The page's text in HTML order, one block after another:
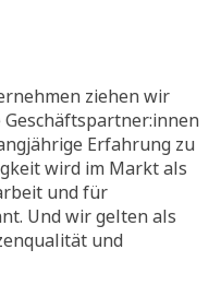
ziehen wir
Geschäftspartner:innen
Erfahrung zu
wird im Markt als
und für
Und wir gelten als
und